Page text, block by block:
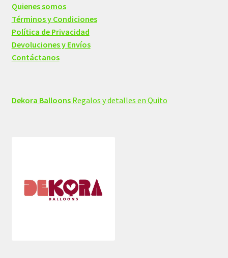
Quienes somos
Términos y Condiciones
Política de Privacidad
Devoluciones y Envíos
Contáctanos
Dekora BalloonsRegalos y detalles en Quito